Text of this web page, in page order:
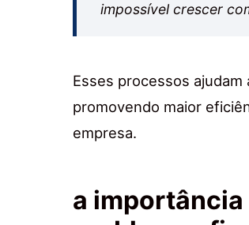
impossível crescer
Esses processos
promovendo maior
empresa.
a